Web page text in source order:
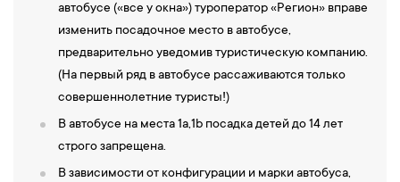
автобусе («все у окна») туроператор «Регион» вправе
изменить посадочное место в автобусе,
предварительно уведомив туристическую компанию.
(На первый ряд в автобусе рассаживаются только
совершеннолетние туристы!)
В автобусе на места 1а,1b посадка детей до 14 лет
строго запрещена.
В зависимости от конфигурации и марки автобуса,